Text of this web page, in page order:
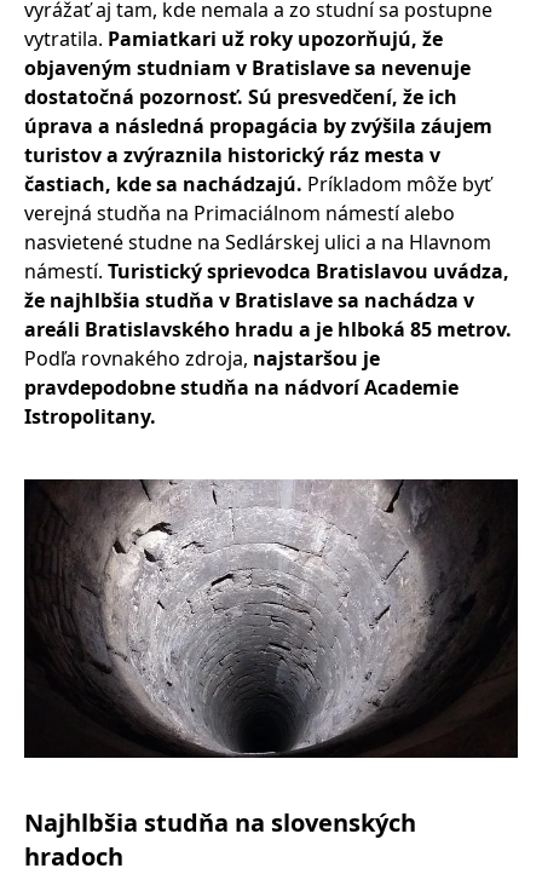
vyrážať aj tam, kde nemala a zo studní sa postupne
vytratila. Pamiatkari už roky upozorňujú, že
objaveným studniam v Bratislave sa nevenuje
dostatočná pozornosť. Sú presvedčení, že ich
úprava a následná propagácia by zvýšila záujem
turistov a zvýraznila historický ráz mesta v
častiach, kde sa nachádzajú. Príkladom môže byť
verejná studňa na Primaciálnom námestí alebo
nasvietené studne na Sedlárskej ulici a na Hlavnom
námestí. Turistický sprievodca Bratislavou uvádza,
že najhlbšia studňa v Bratislave sa nachádza v
areáli Bratislavského hradu a je hlboká 85 metrov.
Podľa rovnakého zdroja, najstaršou je
pravdepodobne studňa na nádvorí Academie
Istropolitany.
Najhlbšia studňa na slovenských
hradoch